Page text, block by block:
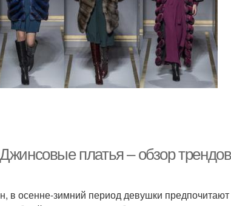
платья – обзор
в осенне-зимний период девушки